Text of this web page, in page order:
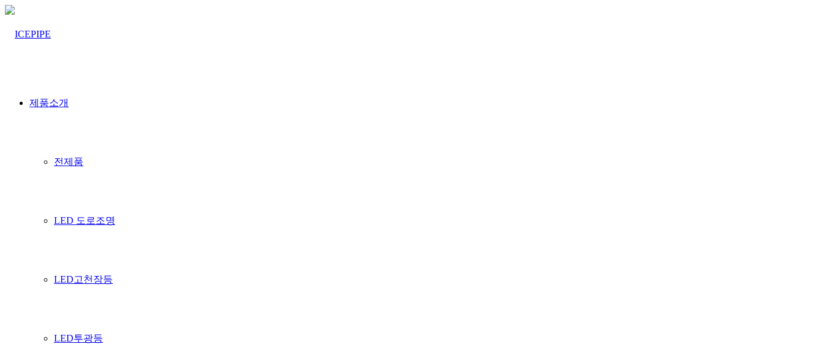
제품소개
전제품
LED 도로조명
LED고천장등
LED투광등